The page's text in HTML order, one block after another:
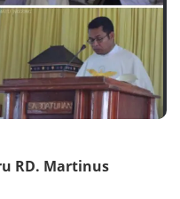
RD. Martinus